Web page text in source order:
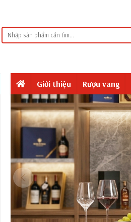
Giới thiệu Rượu vang